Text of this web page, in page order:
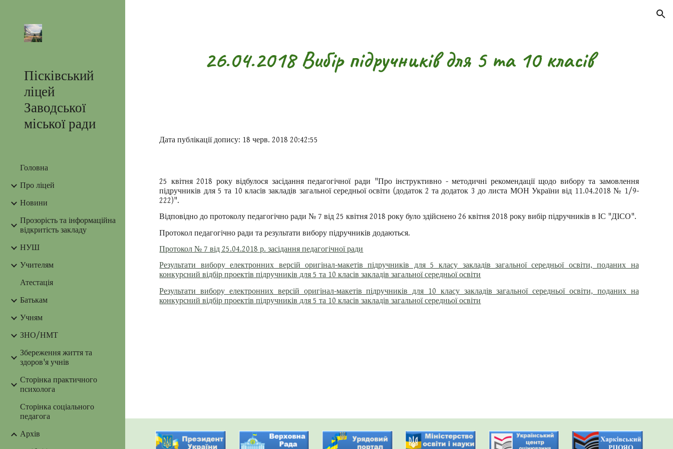
Пісківський
ліцей
Заводської
міської ради
Головна
Про ліцей
Новини
Прозорість та інформаційна
відкритість закладу
НУШ
Учителям
Атестація
Батькам
Учням
ЗНО/НМТ
Збереження життя та
здоров'я учнів
Сторінка практичного
психолога
Сторінка соціального
педагога
Архів
26.04.2018 Вибір підручників для 5 та 10 класів
Дата публікації допису: 18 черв. 2018 20:42:55
25 квітня 2018 року відбулося засідання педагогічної ради "Про інструктивно - методичні рекомендації щодо вибору та замовлення
підручників для 5 та 10 класів закладів загальної середньої освіти (додаток 2 та додаток 3 до листа МОН України від 11.04.2018 № 1/9-
222)".
Відповідно до протоколу педагогічно ради № 7 від 25 квітня 2018 року було здійснено 26 квітня 2018 року вибір підручників в ІС "ДІСО".
Протокол педагогічно ради та результати вибору підручників додаються.
Протокол № 7 від 25.04.2018 р. засідання педагогічної ради
Результати вибору електронних версій оригінал-макетів підручників для 5 класу закладів загальної середньої освіти, поданих на
конкурсний відбір проектів підручників для 5 та 10 класів закладів загальної середньої освіти
Результати вибору електронних версій оригінал-макетів підручників для 10 класу закладів загальної середньої освіти, поданих на
конкурсний відбір проектів підручників для 5 та 10 класів закладів загальної середньої освіти